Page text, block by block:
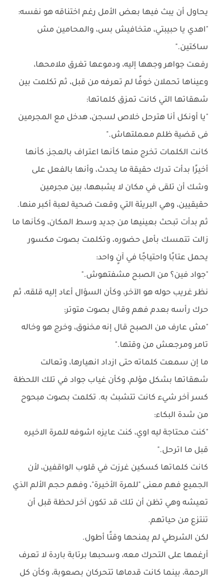
يحاول أن يبث فيها بعض الأمل رغم اختناقه هو نفسه:
"اهدي يا حبيبتي، متخافيش بس، والمحامين مش
ساكتين."
رفعت جواهر وجهها إليه، ودموعها تغرق ملامحها،
وعيناها تحملان خوفًا لم تعرفه من قبل، ثم تكلمت بين
شهقاتها التي كانت تمزق كلماتها:
"يا أونكل أنا هترحل خلاص لسجن، هدخل مع المجرمين
فى قضية ظلم معملتهاش."
كانت الكلمات تخرج منها كأنها اعتراف بالعجز، كأنها
أخيرًا بدأت تدرك حقيقة ما يحدث، وأنها بالفعل على
وشك أن تلقى في مكان لا يشبهها، بين مجرمين
حقيقيين، وهي البريئة التي وقعت ضحية لعبة أكبر منها.
ثم بدأت تبحث بعينيها من جديد وسط المكان، وكأنها ما
زالت تتمسك بأمل حضوره، وتكلمت بصوت مكسور
يحمل عتابًا واحتياجًا في آنٍ واحد:
"جواد فين؟ من الصبح مشفتهوش."
نظر غريب حوله هو الآخر، وكأن السؤال أعاد إليه قلقه، ثم
حرك رأسه بعدم فهم وقال بصوت متوتر:
"مش عارف من الصبح قال إنه مخنوق، وخرج هو وخاله
تامر ومرجعش من وقتها."
ما إن سمعت كلماته حتى ازداد انهيارها، وتعالت
شهقاتها بشكل مؤلم، وكأن غياب جواد في تلك اللحظة
كسر آخر شيء كانت تتشبث به. تكلمت بصوت مبحوح
من شدة البكاء:
"كنت محتاجة ليه اوي، كنت عايزه اشوفه للمرة الاخيره
قبل ما اترحل."
كانت كلماتها كسكين غرزت في قلوب الواقفين، لأن
الجميع فهم معنى "للمرة الأخيرة"، وفهم حجم الألم الذي
تعيشه وهي تظن أن تلك قد تكون آخر لحظة قبل أن
تنتزع من حياتهم.
لكن الشرطي لم يمنحها وقتًا أطول.
أرغمها على التحرك معه، وسحبها برتابة باردة لا تعرف
الرحمة، بينما كانت قدماها تتحركان بصعوبة، وكأن كل